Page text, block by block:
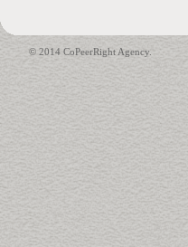
© 2014 CoPeerRight Agency.